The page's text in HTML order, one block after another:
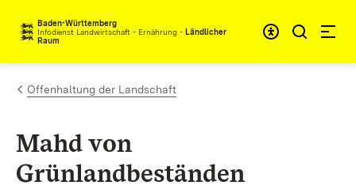
Zum Inhalt springen
Baden-Württemberg
Infodienst Landwirtschaft - Ernährung - Ländlicher
Raum
Offenhaltung der Landschaft
Mahd von
Grünlandbeständen